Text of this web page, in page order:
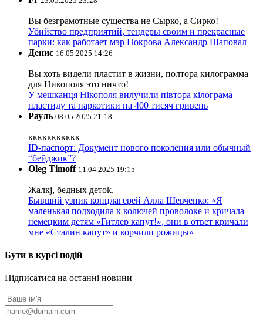
Вы безграмотные существа не Сырко, а Сирко!
Убийство предприятий, тендеры своим и прекрасные
парки: как работает мэр Покрова Александр Шаповал
Денис 16.05.2025 14:26
Вы хоть видели пластит в жизни, полтора килограмма
для Никополя это ничто!
У мешканця Нікополя вилучили півтора кілограма
пластиду та наркотики на 400 тисяч гривень
Рауль 08.05.2025 21:18
ккккккккккк
ID-паспорт: Документ нового поколения или обычный
“бейджик”?
Oleg Timoff 11.04.2025 19:15
Жалкj, бедных детok.
Бывший узник концлагерей Алла Шевченко: «Я
маленькая подходила к колючей проволоке и кричала
немецким детям «Гитлер капут!», они в ответ кричали
мне «Сталин капут» и корчили рожицы»
Бути в курсі подій
Підписатися на останні новини